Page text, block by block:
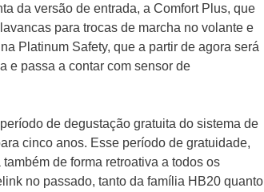
da versão de entrada, a Comfort Plus, que
para trocas de marcha no volante e
Platinum Safety, que a partir de agora será
e passa a contar com sensor de
de degustação gratuita do sistema de
cinco anos. Esse período de gratuidade,
de forma retroativa a todos os
no passado, tanto da família HB20 quanto